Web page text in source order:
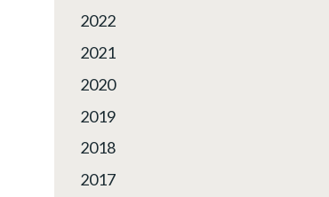
2022
2021
2020
2019
2018
2017